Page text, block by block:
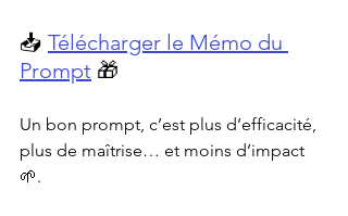
📥️ Télécharger le Mémo du
Prompt 🎁
Un bon prompt, c’est plus d’efficacité,
plus de maîtrise… et moins d’impact
🌱.